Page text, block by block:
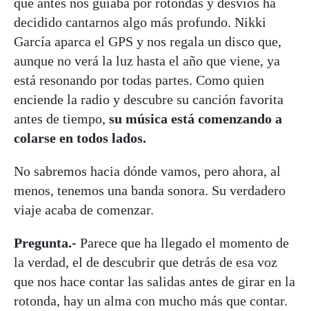
decidido cantarnos algo más profundo. Nikki
García aparca el GPS y nos regala un disco que,
aunque no verá la luz hasta el año que viene, ya
está resonando por todas partes. Como quien
enciende la radio y descubre su canción favorita
antes de tiempo, su música está comenzando a
colarse en todos lados.
No sabremos hacia dónde vamos, pero ahora, al
menos, tenemos una banda sonora. Su verdadero
viaje acaba de comenzar.
Pregunta.- Parece que ha llegado el momento de
la verdad, el de descubrir que detrás de esa voz
que nos hace contar las salidas antes de girar en la
rotonda, hay un alma con mucho más que contar.